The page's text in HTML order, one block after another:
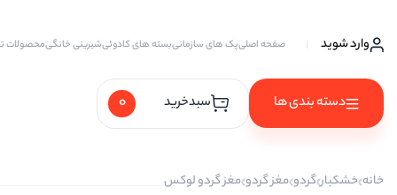
وارد شوید صفحه اصلیپک های سازمانیبسته های کادوئیشیرینی خانگیمحصولات
دسته بندی ها سبدخرید 0
خانه خشکبار گردو مغز گردو مغز گردو لوکس